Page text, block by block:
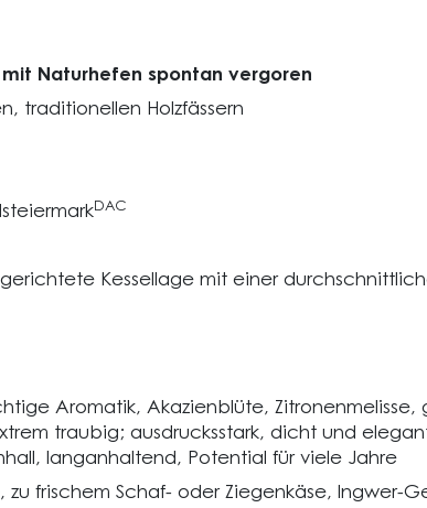
Naturhefen spontan vergoren
traditionellen Holzfässern
DAC
Kessellage mit einer
Aromatik, Akazienblüte, Zitronenmelisse,
traubig; ausdrucksstark, dicht und
langanhaltend, Potential für viele Jahre
zu frischem Schaf- oder Ziegenkäse, Ingwer-